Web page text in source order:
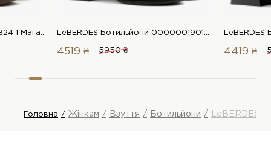
Ilvi Ботильйони 00000018824 1 Магазин взуття “Favorite Shoes” LeBERDES Ботильйони 00000019016 1 Магазин взуття “Favorite Shoes”
4519 ₴ 5950 ₴ 4419 ₴
Головна Жінкам Взуття Ботильйони LeBERDES